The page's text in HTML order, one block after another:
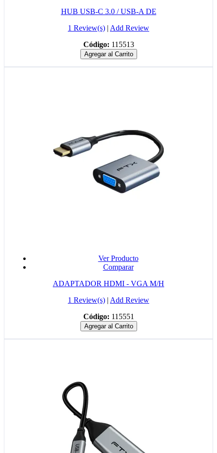
HUB USB-C 3.0 / USB-A DE
1 Review(s) | Add Review
Código: 115513
Agregar al Carrito
Ver Producto
Comparar
ADAPTADOR HDMI - VGA M/H
1 Review(s) | Add Review
Código: 115551
Agregar al Carrito